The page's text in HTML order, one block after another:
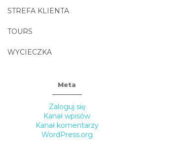
STREFA KLIENTA
TOURS
WYCIECZKA
Meta
Zaloguj się
Kanał wpisów
Kanał komentarzy
WordPress.org